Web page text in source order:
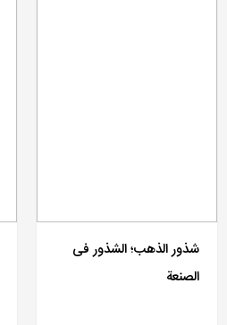
شذور الذهب؛ الشذور فی
الصنعة